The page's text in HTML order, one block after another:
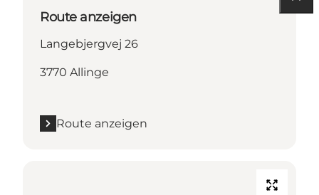
Route anzeigen
Langebjergvej 26
3770 Allinge
Route anzeigen